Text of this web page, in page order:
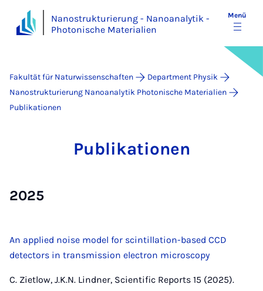
Nanostrukturierung - Nanoanalytik -
Photonische Materialien
Menü
Fakultät für Naturwissenschaften
Department Physik
Nanostrukturierung Nanoanalytik Photonische Materialien
Publikationen
Pu­bli­ka­ti­o­nen
2025
An applied noise model for scintillation-based CCD
detectors in transmission electron microscopy
C. Zietlow, J.K.N. Lindner, Scientific Reports 15 (2025).